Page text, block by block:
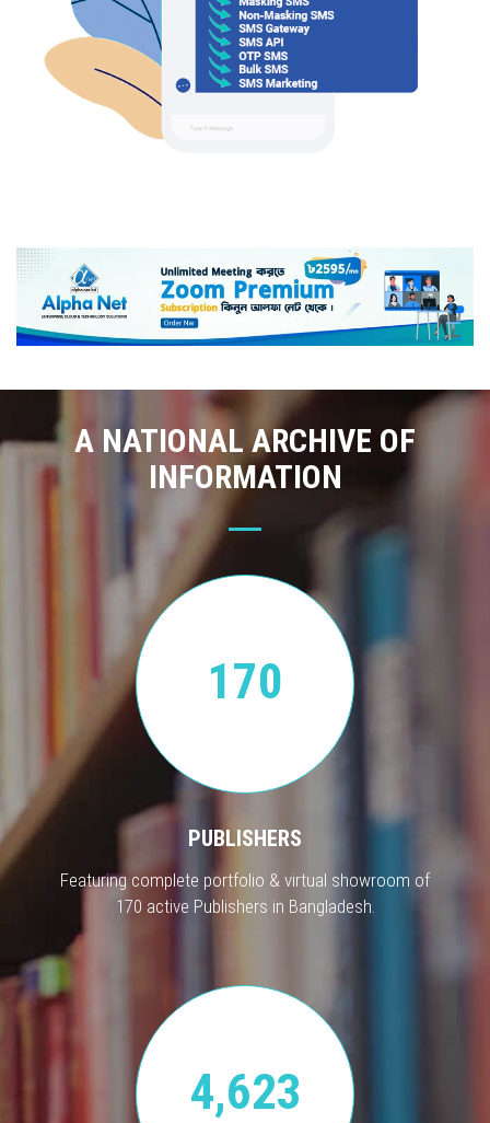
A NATIONAL ARCHIVE OF
INFORMATION
170
PUBLISHERS
Featuring complete portfolio & virtual showroom of
170 active Publishers in Bangladesh.
4,623